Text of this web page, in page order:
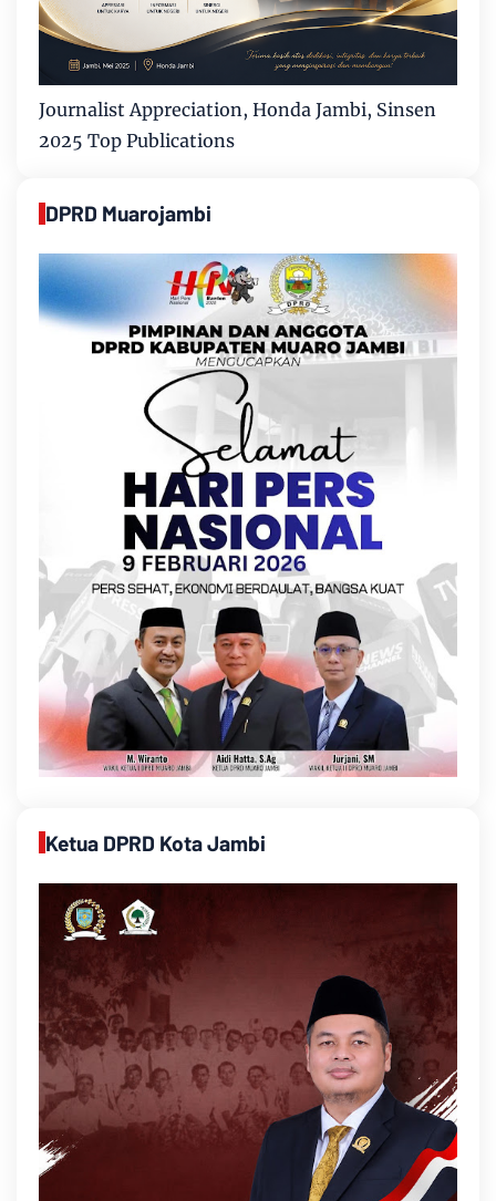
Journalist Appreciation, Honda Jambi, Sinsen
2025 Top Publications
DPRD Muarojambi
Ketua DPRD Kota Jambi